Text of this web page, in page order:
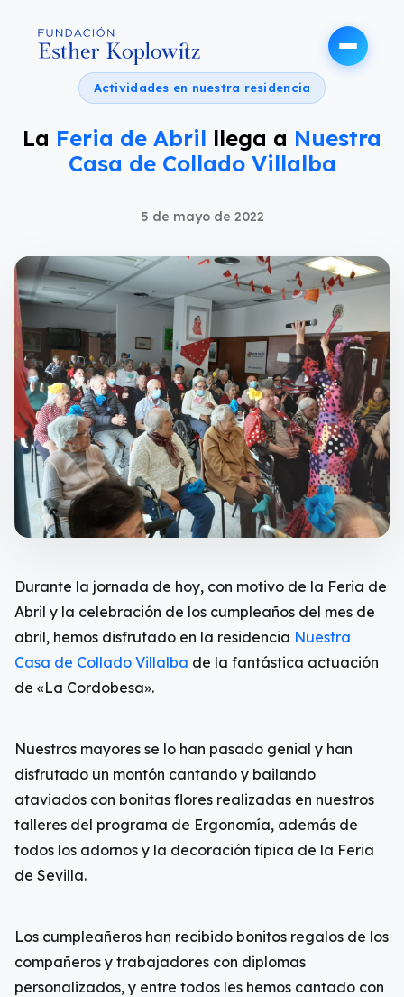
Actividades en nuestra residencia
La Feria de Abril llega a Nuestra
Casa de Collado Villalba
5 de mayo de 2022
Durante la jornada de hoy, con motivo de la Feria de
Abril y la celebración de los cumpleaños del mes de
abril, hemos disfrutado en la residencia Nuestra
Casa de Collado Villalba de la fantástica actuación
de «La Cordobesa».
Nuestros mayores se lo han pasado genial y han
disfrutado un montón cantando y bailando
ataviados con bonitas flores realizadas en nuestros
talleres del programa de Ergonomía, además de
todos los adornos y la decoración típica de la Feria
de Sevilla.
Los cumpleañeros han recibido bonitos regalos de los
compañeros y trabajadores con diplomas
personalizados, y entre todos les hemos cantado con